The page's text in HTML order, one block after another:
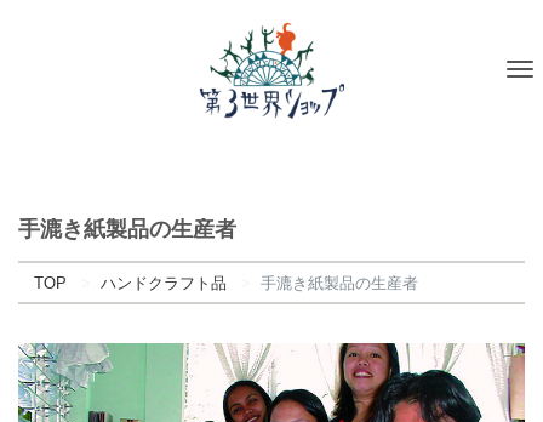
手漉き紙製品の生産者
TOP ハンドクラフト品 手漉き紙製品の生産者